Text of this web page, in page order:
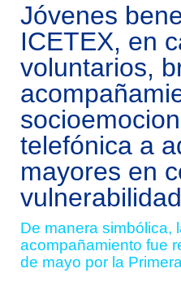
Jóvenes
ICETEX, en
voluntarios,
telefónica a
mayores en
vulnerabilidad
De manera simbólica,
acompañamiento fue
de mayo por la